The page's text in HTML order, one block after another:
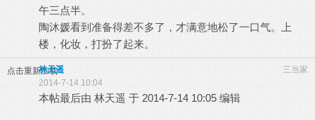
午三点半。
陶沐媛看到准备得差不多了，才满意地松了一口气。上
楼，化妆，打扮了起来。
点击重新加载 三当家
林天遥
2014-7-14 10:04
本帖最后由 林天遥 于 2014-7-14 10:05 编辑